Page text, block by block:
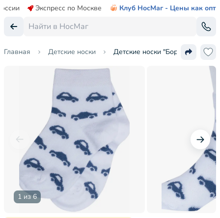
Экспресс по Москве Клуб НосМаг - Цены как опт
Главная Детские носки Детские носки
1 из 6